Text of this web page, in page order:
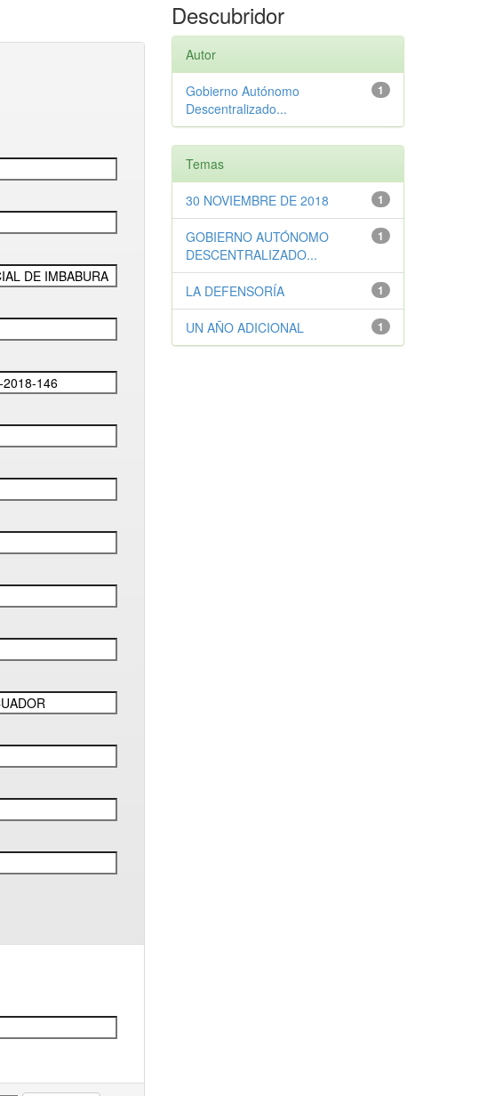
Descubridor
Autor
1
Gobierno Autónomo
Descentralizado...
Temas
1
30 NOVIEMBRE DE 2018
1
GOBIERNO AUTÓNOMO
DESCENTRALIZADO...
1
LA DEFENSORÍA
1
UN AÑO ADICIONAL